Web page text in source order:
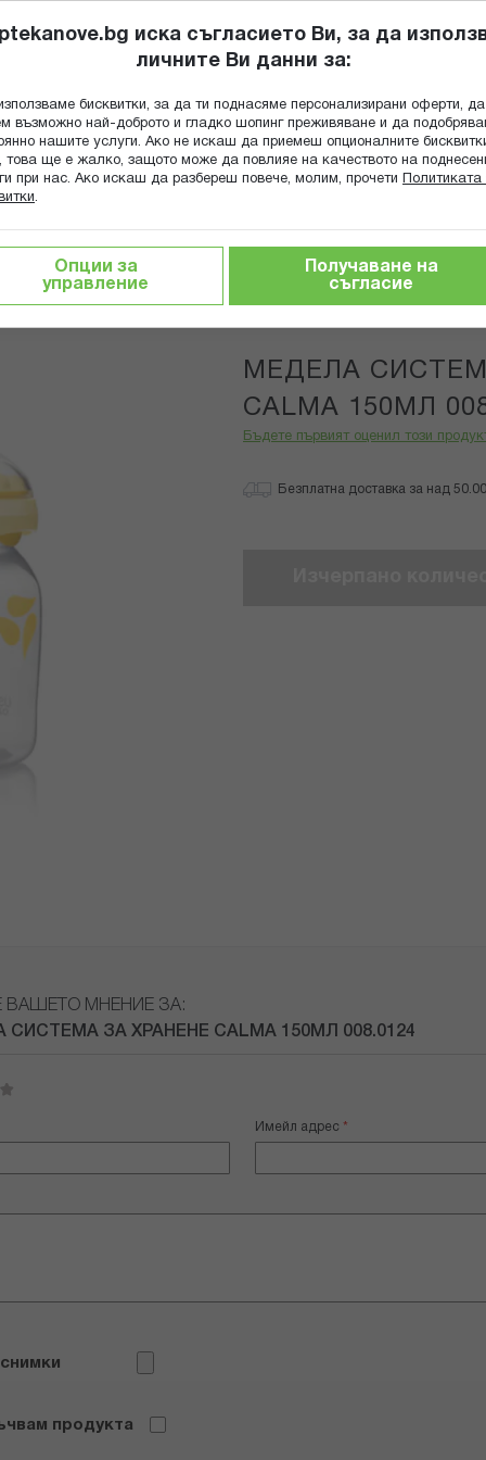
Търсене
ПОПИТАЙ
ГРИЖА ЗА МАЙКАТА И ДЕТЕТО ХРАНИТЕЛНИ ДОБАВКИ
МЕДЕЛА СИСТЕМА ЗА
Medela
МЕДЕЛА
CALMA 150МЛ
Бъдете първият оценил този
Безплатна доставка за над
ВАШЕТО МНЕНИЕ ЗА:
СИСТЕМА ЗА ХРАНЕНЕ CALMA 150МЛ 008.0124
Имейл адрес
продукта
иска съгласието Ви, за да
личните Ви данни за:
бисквитки, за да ти поднасяме персонализирани оферти, да
възможно най-доброто и гладко шопинг преживяване и да
нашите услуги. Ако не искаш да приемеш опционалните
това ще е жалко, защото може да повлияе на качеството на
при нас. Ако искаш да разбереш повече, молим, прочети
Политиката
.
Опции за
управление
Получаване на
съгласие